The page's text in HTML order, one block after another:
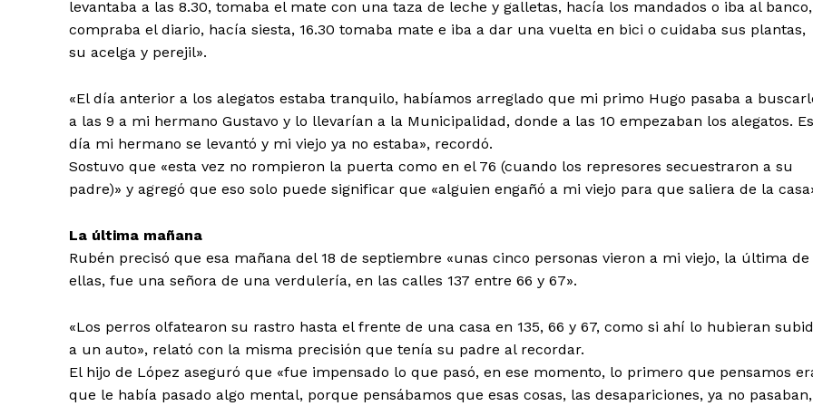
levantaba a las 8.30, tomaba el mate con una taza de leche y galletas, hacía los mandados o iba al banco,
compraba el diario, hacía siesta, 16.30 tomaba mate e iba a dar una vuelta en bici o cuidaba sus plantas,
su acelga y perejil».
«El día anterior a los alegatos estaba tranquilo, habíamos arreglado que mi primo Hugo pasaba a
a las 9 a mi hermano Gustavo y lo llevarían a la Municipalidad, donde a las 10 empezaban los alegatos.
día mi hermano se levantó y mi viejo ya no estaba», recordó.
Sostuvo que «esta vez no rompieron la puerta como en el 76 (cuando los represores secuestraron a su
padre)» y agregó que eso solo puede significar que «alguien engañó a mi viejo para que saliera de la
La última mañana
Rubén precisó que esa mañana del 18 de septiembre «unas cinco personas vieron a mi viejo, la última de
ellas, fue una señora de una verdulería, en las calles 137 entre 66 y 67».
«Los perros olfatearon su rastro hasta el frente de una casa en 135, 66 y 67, como si ahí lo hubieran
a un auto», relató con la misma precisión que tenía su padre al recordar.
El hijo de López aseguró que «fue impensado lo que pasó, en ese momento, lo primero que pensamos
que le había pasado algo mental, porque pensábamos que esas cosas, las desapariciones, ya no pasaban,